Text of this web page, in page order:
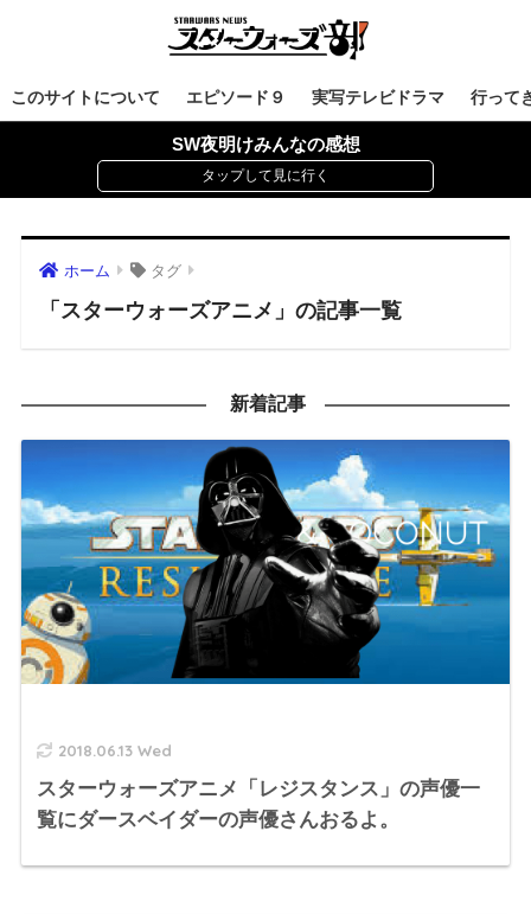
このサイトについて エピソード９ 実写テレビドラマ 行って
SW夜明けみんなの感想
ホーム タグ
「スターウォーズアニメ」の記事一覧
新着記事
2018.06.13 Wed
スターウォーズアニメ「レジスタンス」の声優一
覧にダースベイダーの声優さんおるよ。